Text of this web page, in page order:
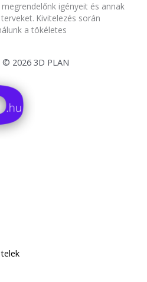
igényeit és annak
Kivitelezés során
a tökéletes
2026 3D PLAN